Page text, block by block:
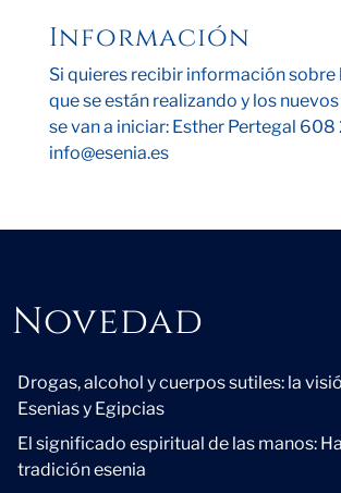
Información
Si quieres recibir información sobre
que se están realizando y los
se van a iniciar: Esther Pertegal
info@esenia.es
Novedad
Drogas, alcohol y cuerpos sutiles: la
Esenias y Egipcias
El significado espiritual de las manos:
tradición esenia